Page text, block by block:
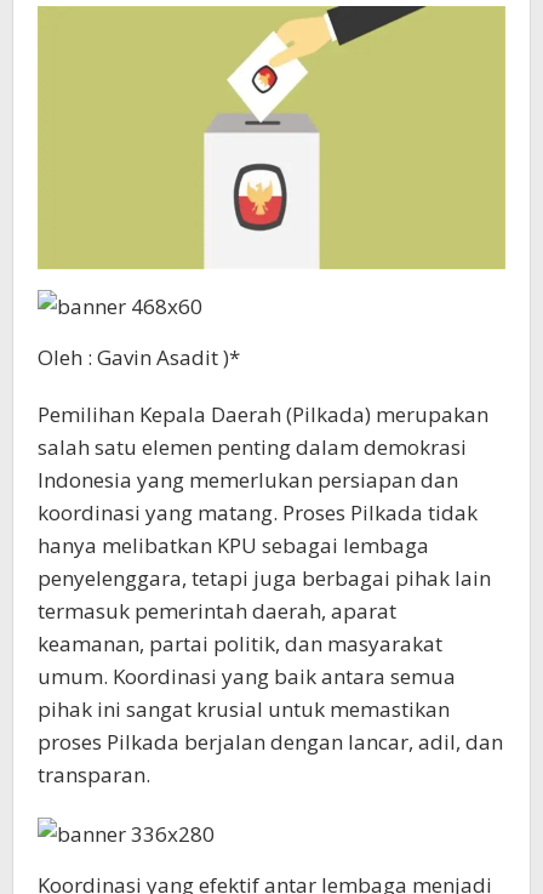
Oleh : Gavin Asadit )*
Pemilihan Kepala Daerah (Pilkada) merupakan
salah satu elemen penting dalam demokrasi
Indonesia yang memerlukan persiapan dan
koordinasi yang matang. Proses Pilkada tidak
hanya melibatkan KPU sebagai lembaga
penyelenggara, tetapi juga berbagai pihak lain
termasuk pemerintah daerah, aparat
keamanan, partai politik, dan masyarakat
umum. Koordinasi yang baik antara semua
pihak ini sangat krusial untuk memastikan
proses Pilkada berjalan dengan lancar, adil, dan
transparan.
Koordinasi yang efektif antar lembaga menjadi